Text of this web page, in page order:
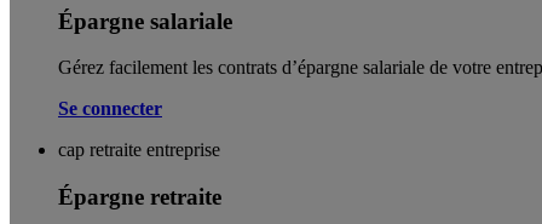
Épargne salariale
Gérez facilement les contrats d’épargne salariale de votre
Se connecter
cap retraite entreprise
Épargne retraite